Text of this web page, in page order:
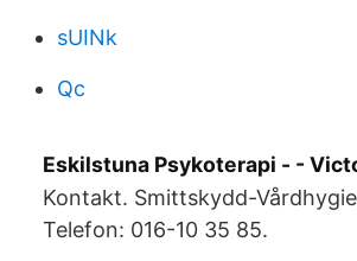
sUINk
Qc
Eskilstuna Psykoterapi - -
Kontakt. Smittskydd-
Telefon: 016-10 35 85.